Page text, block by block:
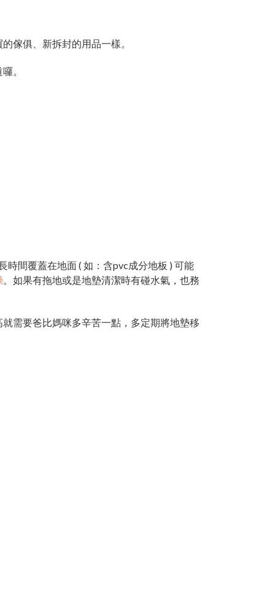
傢俱、新拆封的用品一樣。
。
時間覆蓋在地面 ( 如：含pvc成分地板 ) 可能
。如果有拖地或是地墊清潔時有碰水氣，也務
就需要爸比媽咪多辛苦一點，多定期將地墊移